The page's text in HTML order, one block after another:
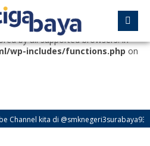
>add_data() was called
since version 6.9.0! IE
by all supported browsers. in
wp-includes/functions.php on
di @smknegeri3surabaya939 untuk info